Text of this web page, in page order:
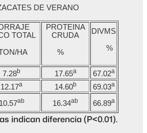
DE VERANO
TOTAL
HA
PROTEINA
CRUDA
%
DIVMS
%
7.28b 17.65a 67.02a
12.17a 14.60b 69.03a
10.57ab 16.34ab 66.89a
indican diferencia (P<0.01).